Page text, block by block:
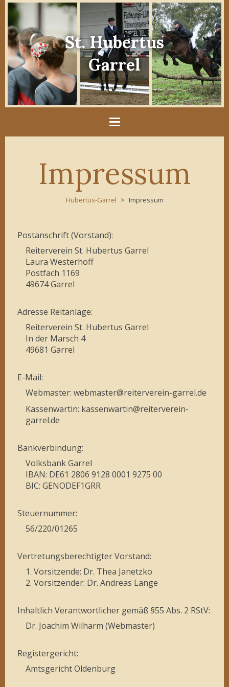
St. Hubertus
Garrel
Impressum
Hubertus-Garrel Impressum
Postanschrift (Vorstand):
Reiterverein St. Hubertus Garrel
Laura Westerhoff
Postfach 1169
49674 Garrel
Adresse Reitanlage:
Reiterverein St. Hubertus Garrel
In der Marsch 4
49681 Garrel
E-Mail:
Webmaster: webmaster@reiterverein-garrel.de
Kassenwartin: kassenwartin@reiterverein-
garrel.de
Bankverbindung:
Volksbank Garrel
IBAN: DE61 2806 9128 0001 9275 00
BIC: GENODEF1GRR
Steuernummer:
56/220/01265
Vertretungsberechtigter Vorstand:
1. Vorsitzende: Dr. Thea Janetzko
2. Vorsitzender: Dr. Andreas Lange
Inhaltlich Verantwortlicher gemäß §55 Abs. 2 RStV:
Dr. Joachim Wilharm (Webmaster)
Registergericht:
Amtsgericht Oldenburg